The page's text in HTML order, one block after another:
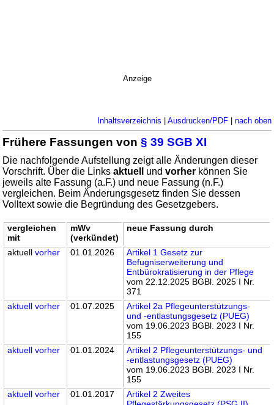
Anzeige
Inhaltsverzeichnis | Ausdrucken/PDF| nach oben
Frühere Fassungen von§ 39 SGB XI
Die nachfolgende Aufstellung zeigt alle Änderungen dieser
Vorschrift. Über die Linksaktuell undvorher können Sie
jeweils alte Fassung (a.F.) und neue Fassung (n.F.)
vergleichen. Beim Änderungsgesetz finden Sie dessen
Volltext sowie die Begründung des Gesetzgebers.
vergleichen
mit
mWv
(verkündet)
neue Fassung durch
aktuellvorher 01.01.2026
Artikel 1 Gesetz zur
Befugniserweiterung und
Entbürokratisierung in der Pflege
vom 22.12.2025 BGBl. 2025 I Nr.
371
aktuell vorher 01.07.2025
Artikel 2a Pflegeunterstützungs-
und -entlastungsgesetz (PUEG)
vom 19.06.2023 BGBl. 2023 I Nr.
155
aktuell vorher 01.01.2024
Artikel 2 Pflegeunterstützungs- und
-entlastungsgesetz (PUEG)
vom 19.06.2023 BGBl. 2023 I Nr.
155
aktuell vorher 01.01.2017
Artikel 2 Zweites